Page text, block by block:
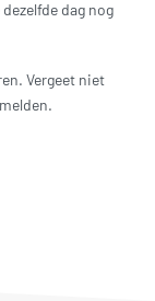
dag nog
Vergeet niet